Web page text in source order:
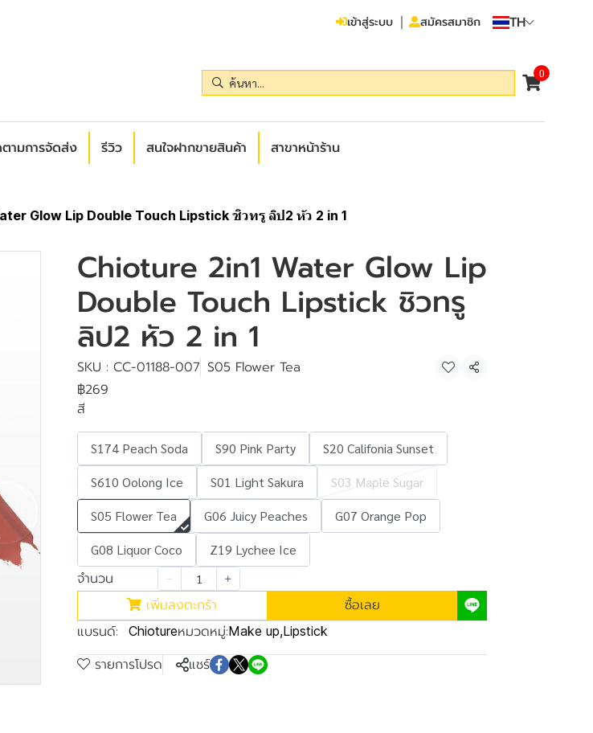
เข้าสู่ระบบ สมัครสมาชิก TH
0
ามการจัดส่ง รีวิว สนใจฝากขายสินค้า สาขาหน้าร้าน
Glow Lip Double Touch Lipstick ชิวทรู ลิป2 หัว 2 in 1
Chioture 2in1 Water Glow Lip
Double Touch Lipstick ชิวทรู
ลิป2 หัว 2 in 1
SKU : CC-01188-007 S05 Flower Tea
แชร์
฿269
สี
S174 Peach Soda S90 Pink Party
S20 Califonia Sunset
S610 Oolong Ice
S01 Light Sakura
S03 Maple Sugar
S05 Flower Tea
G06 Juicy Peaches
G07 Orange Pop
G08 Liquor Coco
Z19 Lychee Ice
จำนวน
เพิ่มลงตะกร้า
ซื้อเลย
แบรนด์:
Chiotureหมวดหมู่:Make up,Lipstick
รายการโปรด แชร์